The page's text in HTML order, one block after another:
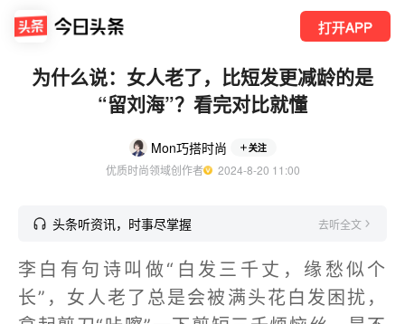
打开APP
为什么说：女人老了，比短发更减龄的是
“留刘海”？看完对比就懂
Mon巧搭时尚 关注
优质时尚领域创作者
  2024-8-20 11:00
头条听资讯，时事尽掌握 去听全文
李白有句诗叫做“白发三千丈，缘愁似个
长”，女人老了总是会被满头花白发困扰，